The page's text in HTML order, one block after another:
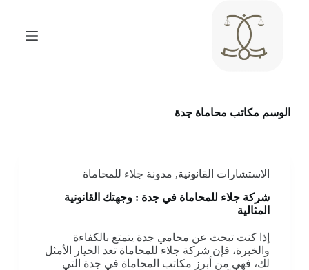
الوسم مكاتب محاماة جدة
الاستشارات القانونية, مدونة جلاء للمحاماة
شركة جلاء للمحاماة في جدة : وجهتك القانونية
المثالية
إذا كنت تبحث عن محامي جدة يتمتع بالكفاءة
والخبرة، فإن شركة جلاء للمحاماة تعد الخيار الأمثل
لك، فهي من أبرز مكاتب المحاماة في جدة التي